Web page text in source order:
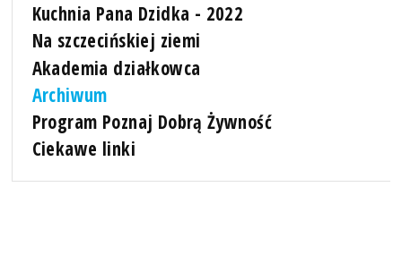
Kuchnia Pana Dzidka - 2022
Na szczecińskiej ziemi
Akademia działkowca
Archiwum
Program Poznaj Dobrą Żywność
Ciekawe linki